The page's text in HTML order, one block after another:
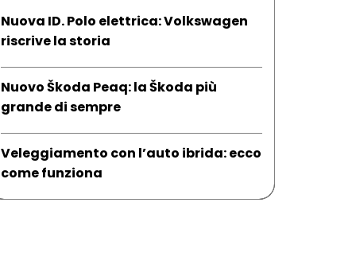
Nuova ID. Polo elettrica: Volkswagen
riscrive la storia
Nuovo Škoda Peaq: la Škoda più
grande di sempre
Veleggiamento con l’auto ibrida: ecco
come funziona